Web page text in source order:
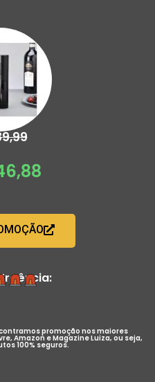
promoção nos maiores
Amazon e Magazine Luiza, ou seja,
100% seguros.